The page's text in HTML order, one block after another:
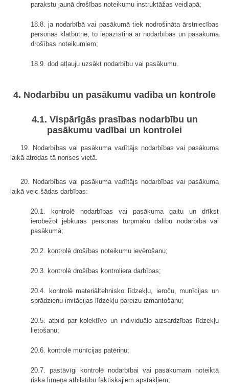
parakstu jaunā drošības noteikumu instruktāžas veidlapā;
18.8. ja nodarbībā vai pasākumā tiek nodrošināta ārstniecības
personas klātbūtne, to iepazīstina ar nodarbības un pasākuma
drošības noteikumiem;
18.9. dod atļauju uzsākt nodarbību vai pasākumu.
4. Nodarbību un pasākumu vadība un kontrole
4.1. Vispārīgās prasības nodarbību un
pasākumu vadībai un kontrolei
19. Nodarbības vai pasākuma vadītājs nodarbības vai pasākuma
laikā atrodas tā norises vietā.
20. Nodarbības vai pasākuma vadītājs nodarbības vai pasākuma
laikā veic šādas darbības:
20.1. kontrolē nodarbības vai pasākuma gaitu un drīkst
ierobežot jebkuras personas turpmāku dalību nodarbībā vai
pasākumā;
20.2. kontrolē drošības noteikumu ievērošanu;
20.3. kontrolē drošības kontroliera darbības;
20.4. kontrolē materiāltehnisko līdzekļu, ieroču, munīcijas un
sprādzienu imitācijas līdzekļu pareizu izmantošanu;
20.5. atbild par kolektīvo un individuālo aizsardzības līdzekļu
lietošanu;
20.6. kontrolē munīcijas patēriņu;
20.7. pastāvīgi kontrolē nodarbībai vai pasākumam noteiktā
riska līmeņa atbilstību faktiskajiem apstākļiem;